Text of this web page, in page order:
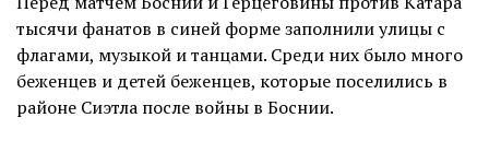
тысячи фанатов в синей форме заполнили улицы с
флагами, музыкой и танцами. Среди них было много
беженцев и детей беженцев, которые поселились в
районе Сиэтла после войны в Боснии.